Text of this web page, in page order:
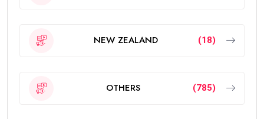
NEW ZEALAND (18)
OTHERS (785)